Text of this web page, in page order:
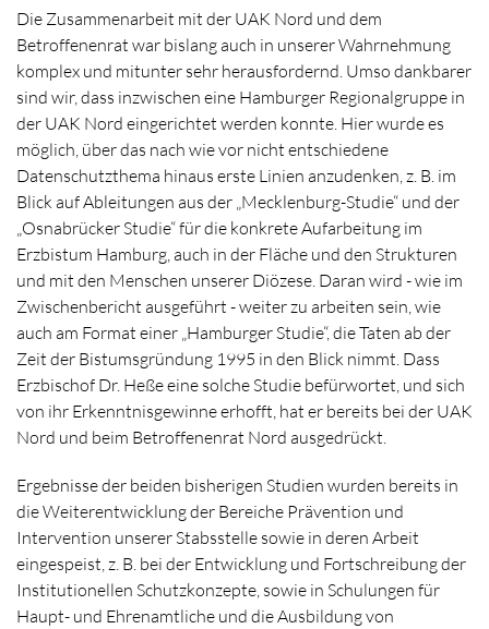
Die Zusammenarbeit mit der UAK Nord und dem
Betroffenenrat war bislang auch in unserer Wahrnehmung
komplex und mitunter sehr herausfordernd. Umso dankbarer
sind wir, dass inzwischen eine Hamburger Regionalgruppe in
der UAK Nord eingerichtet werden konnte. Hier wurde es
möglich, über das nach wie vor nicht entschiedene
Datenschutzthema hinaus erste Linien anzudenken, z. B. im
Blick auf Ableitungen aus der „Mecklenburg-Studie“ und der
„Osnabrücker Studie“ für die konkrete Aufarbeitung im
Erzbistum Hamburg, auch in der Fläche und den Strukturen
und mit den Menschen unserer Diözese. Daran wird - wie im
Zwischenbericht ausgeführt - weiter zu arbeiten sein, wie
auch am Format einer „Hamburger Studie“, die Taten ab der
Zeit der Bistumsgründung 1995 in den Blick nimmt. Dass
Erzbischof Dr. Heße eine solche Studie befürwortet, und sich
von ihr Erkenntnisgewinne erhofft, hat er bereits bei der UAK
Nord und beim Betroffenenrat Nord ausgedrückt.
Ergebnisse der beiden bisherigen Studien wurden bereits in
die Weiterentwicklung der Bereiche Prävention und
Intervention unserer Stabsstelle sowie in deren Arbeit
eingespeist, z. B. bei der Entwicklung und Fortschreibung der
Institutionellen Schutzkonzepte, sowie in Schulungen für
Haupt- und Ehrenamtliche und die Ausbildung von